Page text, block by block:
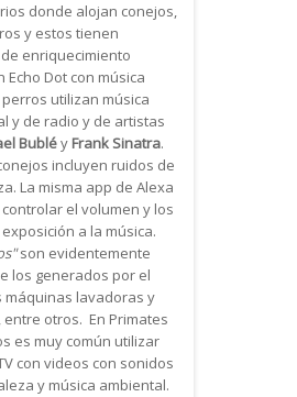
donde alojan conejos,
y estos tienen
enriquecimiento
Echo Dot con música
utilizan música
y de radio y de artistas
Bubléy Frank Sinatra.
incluyen ruidos de
La misma app de Alexa
el volumen y los
a la música.
son evidentemente
los generados por el
máquinas lavadoras y
entre otros. En Primates
es muy común utilizar
con videos con sonidos
y música ambiental.